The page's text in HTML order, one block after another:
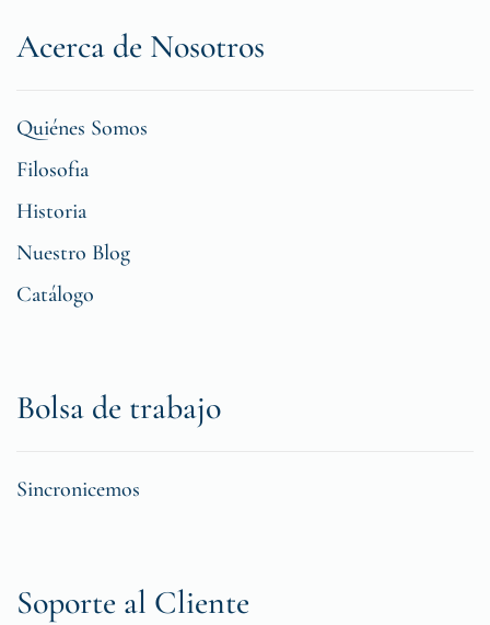
Acerca de Nosotros
Quiénes Somos
Filosofia
Historia
Nuestro Blog
Catálogo
Bolsa de trabajo
Sincronicemos
Soporte al Cliente